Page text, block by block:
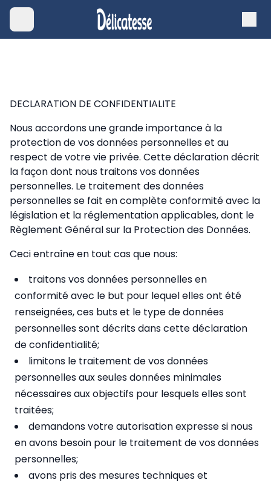
DECLARATION DE CONFIDENTIALITE
Nous accordons une grande importance à la
protection de vos données personnelles et au
respect de votre vie privée. Cette déclaration décrit
la façon dont nous traitons vos données
personnelles. Le traitement des données
personnelles se fait en complète conformité avec la
législation et la réglementation applicables, dont le
Règlement Général sur la Protection des Données.
Ceci entraîne en tout cas que nous:
traitons vos données personnelles en
conformité avec le but pour lequel elles ont été
renseignées, ces buts et le type de données
personnelles sont décrits dans cette déclaration
de confidentialité;
limitons le traitement de vos données
personnelles aux seules données minimales
nécessaires aux objectifs pour lesquels elles sont
traitées;
demandons votre autorisation expresse si nous
en avons besoin pour le traitement de vos données
personnelles;
avons pris des mesures techniques et